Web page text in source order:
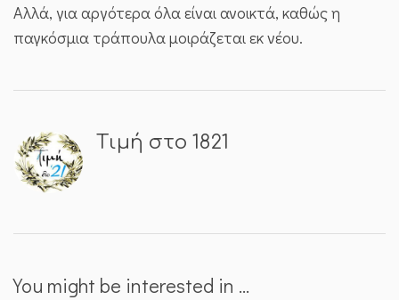
Αλλά, για αργότερα όλα είναι ανοικτά, καθώς η
παγκόσμια τράπουλα μοιράζεται εκ νέου.
Τιμή στο 1821
You might be interested in …